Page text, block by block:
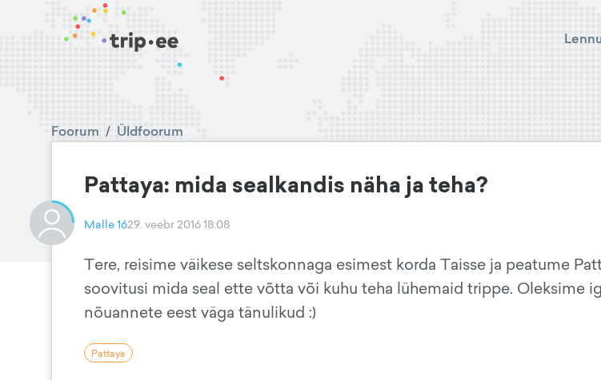
Foorum / Üldfoorum
Pattaya: mida sealkandis näha ja teha?
Malle 1629. veebr 2016 18:08
Tere, reisime väikese seltskonnaga esimest korda Taisse ja peatume
soovitusi mida seal ette võtta või kuhu teha lühemaid trippe. Oleksime
nõuannete eest väga tänulikud :)
Pattaya